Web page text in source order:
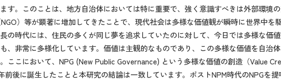
す。このことは、地方自治体においては特に重要で、強く意識すべきは外部環境
）等が顕著に増加してきたことで、現代社会は多様な価値観が瞬時に世界中を
の時代には、住民の多くが同じ夢を追求していたのに対して、今日では多様な価
非常に多様化しています。価値は主観的なものであり、この多様な価値を自治
こにおいて、NPG (New Public Governance) という多様な価値の創造（Value
後に誕生したことと本研究の結論は一致しています。ポストNPM時代のNPGを提